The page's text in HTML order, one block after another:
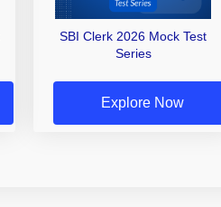
SBI Clerk 2026 Mock Test
Series
Explore Now